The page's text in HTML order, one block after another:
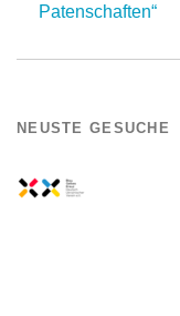
Patenschaften“
NEUSTE GESUCHE